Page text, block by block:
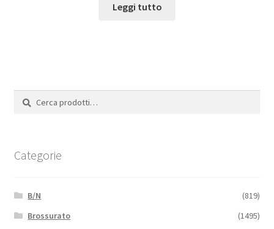
Leggi tutto
Cerca:
Cerca
Categorie
B/N
(819)
Brossurato
(1495)